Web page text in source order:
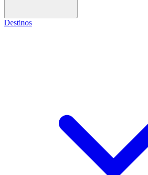
Destinos